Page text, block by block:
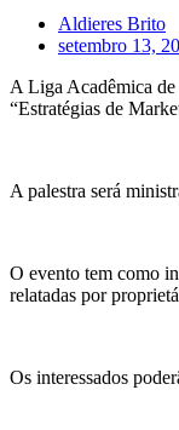
Aldieres Brito
setembro 13,
A Liga Acadêmica
“Estratégias de
A palestra será
O evento tem como
relatadas por
Os interessados